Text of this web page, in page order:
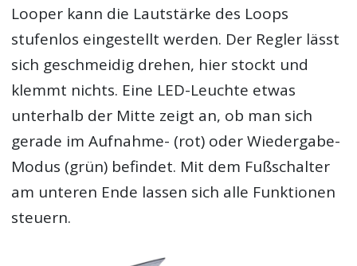
Looper kann die Lautstärke des Loops
stufenlos eingestellt werden. Der Regler lässt
sich geschmeidig drehen, hier stockt und
klemmt nichts. Eine LED-Leuchte etwas
unterhalb der Mitte zeigt an, ob man sich
gerade im Aufnahme- (rot) oder Wiedergabe-
Modus (grün) befindet. Mit dem Fußschalter
am unteren Ende lassen sich alle Funktionen
steuern.